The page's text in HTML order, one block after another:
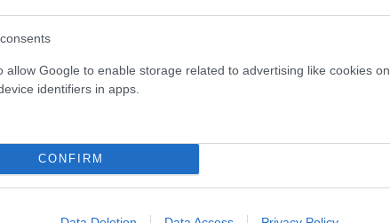
allow Google to enable storage related to advertising like cookies on
identifiers in apps.
CONFIRM